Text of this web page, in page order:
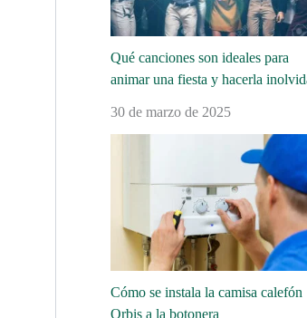
Qué canciones son ideales para
animar una fiesta y hacerla
30 de marzo de 2025
Cómo se instala la camisa calefón
Orbis a la botonera